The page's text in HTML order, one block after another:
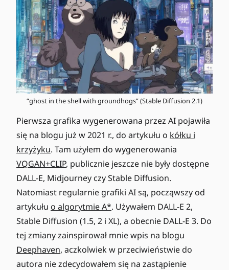
“ghost in the shell with groundhogs” (Stable Diffusion 2.1)
Pierwsza grafika wygenerowana przez AI pojawiła
się na blogu już w 2021 r., do artykułu o kółku i
krzyżyku. Tam użyłem do wygenerowania
VQGAN+CLIP, publicznie jeszcze nie były dostępne
DALL-E, Midjourney czy Stable Diffusion.
Natomiast regularnie grafiki AI są, począwszy od
artykułu o algorytmie A*. Używałem DALL-E 2,
Stable Diffusion (1.5, 2 i XL), a obecnie DALL-E 3. Do
tej zmiany zainspirował mnie wpis na blogu
Deephaven, aczkolwiek w przeciwieństwie do
autora nie zdecydowałem się na zastąpienie